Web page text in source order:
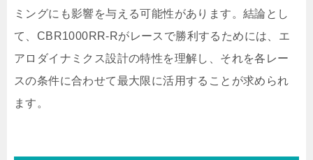
ミングにも影響を与える可能性があります。結論とし
て、CBR1000RR-Rがレースで勝利するためには、エ
アロダイナミクス設計の特性を理解し、それを各レー
スの条件に合わせて最大限に活用することが求められ
ます。